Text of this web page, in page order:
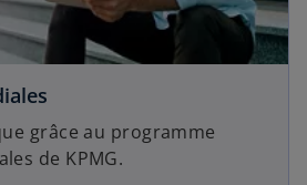
grâce au programme
de KPMG.